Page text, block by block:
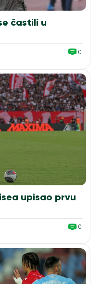
častili u
0
upisao prvu
0